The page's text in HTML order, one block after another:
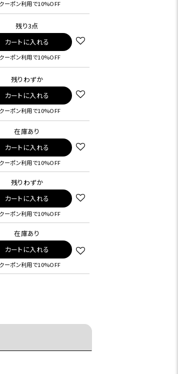
ーポン利用で10%OFF
残り3点
カートに入れる
ーポン利用で10%OFF
残りわずか
カートに入れる
ーポン利用で10%OFF
在庫あり
カートに入れる
ーポン利用で10%OFF
残りわずか
カートに入れる
ーポン利用で10%OFF
在庫あり
カートに入れる
ーポン利用で10%OFF